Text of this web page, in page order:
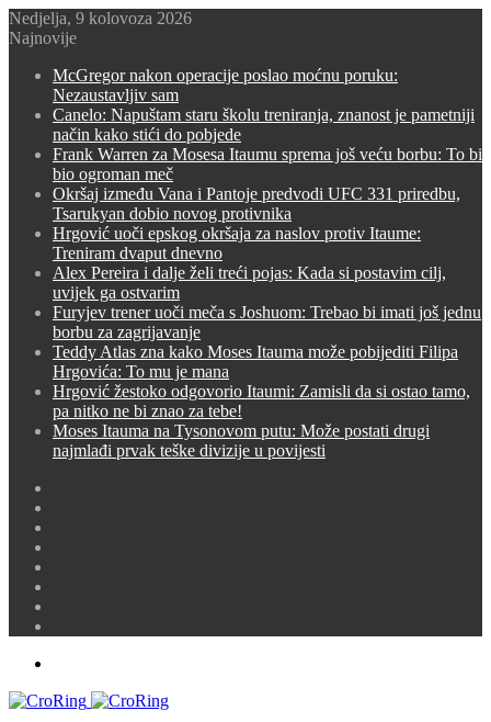
Nedjelja, 9 kolovoza 2026
Najnovije
McGregor nakon operacije poslao moćnu poruku:
Nezaustavljiv sam
Canelo: Napuštam staru školu treniranja, znanost je pametniji
način kako stići do pobjede
Frank Warren za Mosesa Itaumu sprema još veću borbu: To bi
bio ogroman meč
Okršaj između Vana i Pantoje predvodi UFC 331 priredbu,
Tsarukyan dobio novog protivnika
Hrgović uoči epskog okršaja za naslov protiv Itaume:
Treniram dvaput dnevno
Alex Pereira i dalje želi treći pojas: Kada si postavim cilj,
uvijek ga ostvarim
Furyjev trener uoči meča s Joshuom: Trebao bi imati još jednu
borbu za zagrijavanje
Teddy Atlas zna kako Moses Itauma može pobijediti Filipa
Hrgovića: To mu je mana
Hrgović žestoko odgovorio Itaumi: Zamisli da si ostao tamo,
pa nitko ne bi znao za tebe!
Moses Itauma na Tysonovom putu: Može postati drugi
najmlađi prvak teške divizije u povijesti